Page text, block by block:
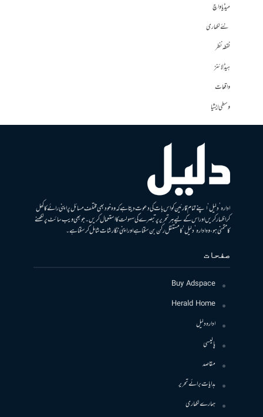
میڈیا واچ
نئے لکھاری
نقطہ نظر
ہیڈلائنز
واقعات
وسطی ایشیا
ادارہ ’دلیل‘ اپنے تمام قارئین کو اس بات کی دعوت دیتا ہے کہ وہ خود بھی مختلف مسائل پر اپنی رائے کا کھل
کر اظہار کریں اور اس کے لیے ہر تحریر پر تبصرے کی سہولت کا استعمال کریں۔ جو بھی ویب سائٹ پر لکھنے
کا متمنی ہو، وہ ادارہ ’دلیل‘ کا مستقل رکن بن سکتا ہے اور اپنی نگارشات شامل کرسکتا ہے۔
صفحات
Buy Adspace
Herald Home
ادارہ دلیل
پالیسی
مقاصد
ہدایات برائے تحریر
ہمارے لکھاری